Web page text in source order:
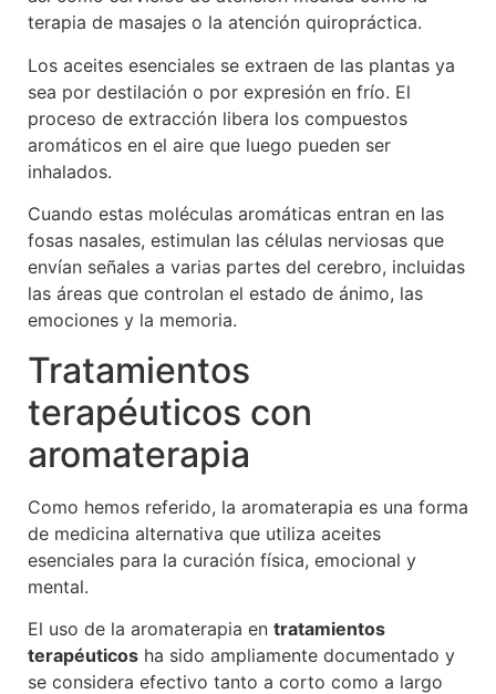
terapia de masajes o la atención quiropráctica.
Los aceites esenciales se extraen de las plantas ya
sea por destilación o por expresión en frío. El
proceso de extracción libera los compuestos
aromáticos en el aire que luego pueden ser
inhalados.
Cuando estas moléculas aromáticas entran en las
fosas nasales, estimulan las células nerviosas que
envían señales a varias partes del cerebro, incluidas
las áreas que controlan el estado de ánimo, las
emociones y la memoria.
Tratamientos
terapéuticos con
aromaterapia
Como hemos referido, la aromaterapia es una forma
de medicina alternativa que utiliza aceites
esenciales para la curación física, emocional y
mental.
El uso de la aromaterapia en tratamientos
terapéuticos ha sido ampliamente documentado y
se considera efectivo tanto a corto como a largo